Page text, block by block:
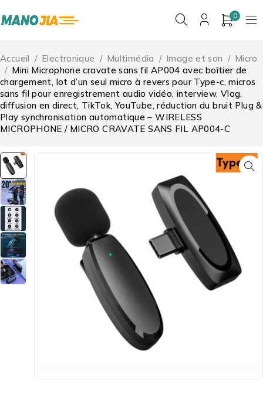
0
Accueil / Electronique / Multimédia / Image et son / Micro
/ Mini Microphone cravate sans fil AP004 avec boîtier de
chargement, lot d’un seul micro à revers pour Type-c, micros
sans fil pour enregistrement audio vidéo, interview, Vlog,
diffusion en direct, TikTok, YouTube, réduction du bruit Plug &
Play synchronisation automatique – WIRELESS
MICROPHONE / MICRO CRAVATE SANS FIL AP004-C